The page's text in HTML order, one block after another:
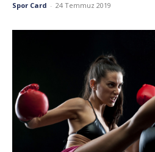
Spor Card - 24 Temmuz 2019